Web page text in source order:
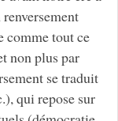
comme tout ce
non plus par
se traduit
qui repose sur